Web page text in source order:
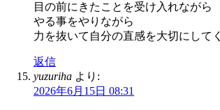
目の前にきたことを受け入れながら
やる事をやりながら
力を抜いて自分の直感を大切にしてく
返信
yuzuriha より:
2026年6月15日 08:31